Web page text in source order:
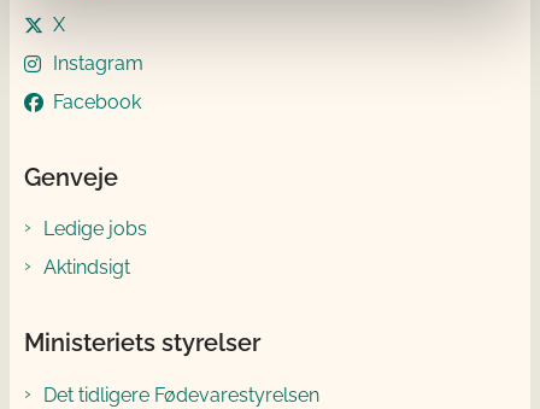
X
Instagram
Facebook
Genveje
Ledige jobs
Aktindsigt
Ministeriets styrelser
Det tidligere Fødevarestyrelsen